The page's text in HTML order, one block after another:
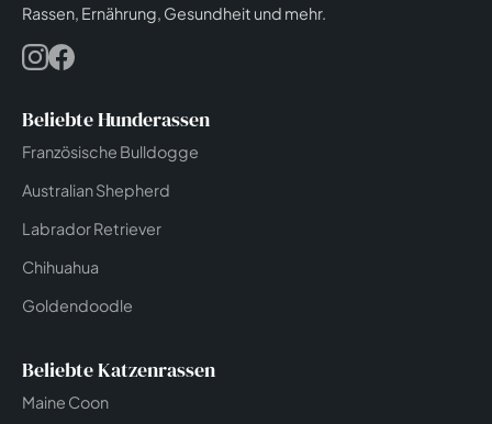
Rassen, Ernährung, Gesundheit und mehr.
Beliebte Hunderassen
Französische Bulldogge
Australian Shepherd
Labrador Retriever
Chihuahua
Goldendoodle
Beliebte Katzenrassen
Maine Coon